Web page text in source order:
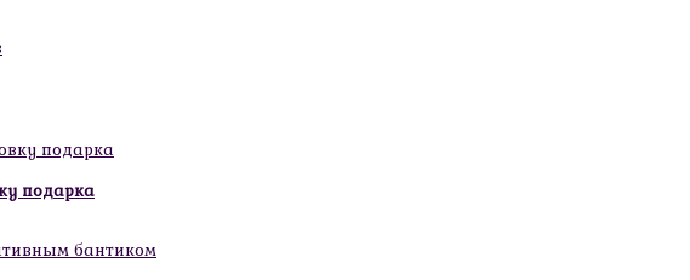
подарка